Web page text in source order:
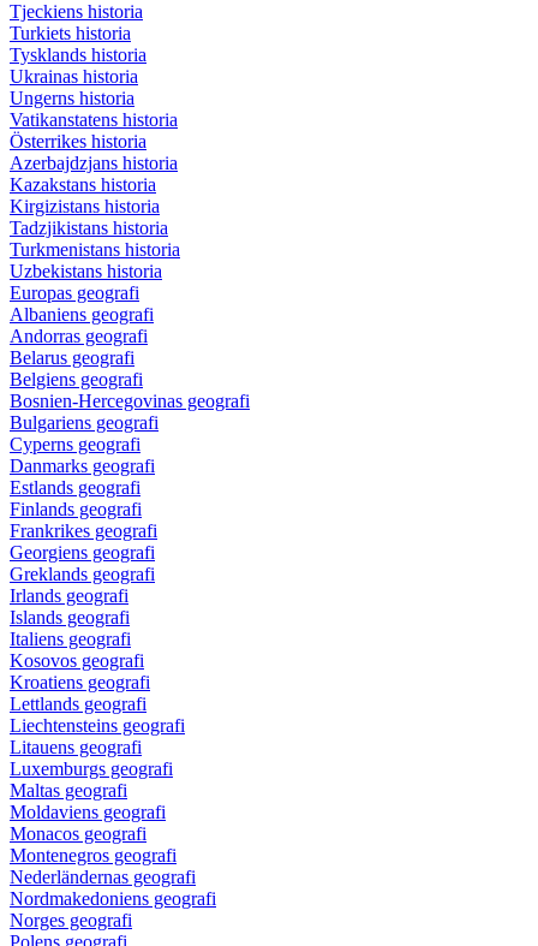
Tjeckiens historia
Turkiets historia
Tysklands historia
Ukrainas historia
Ungerns historia
Vatikanstatens historia
Österrikes historia
Azerbajdzjans historia
Kazakstans historia
Kirgizistans historia
Tadzjikistans historia
Turkmenistans historia
Uzbekistans historia
Europas geografi
Albaniens geografi
Andorras geografi
Belarus geografi
Belgiens geografi
Bosnien-Hercegovinas geografi
Bulgariens geografi
Cyperns geografi
Danmarks geografi
Estlands geografi
Finlands geografi
Frankrikes geografi
Georgiens geografi
Greklands geografi
Irlands geografi
Islands geografi
Italiens geografi
Kosovos geografi
Kroatiens geografi
Lettlands geografi
Liechtensteins geografi
Litauens geografi
Luxemburgs geografi
Maltas geografi
Moldaviens geografi
Monacos geografi
Montenegros geografi
Nederländernas geografi
Nordmakedoniens geografi
Norges geografi
Polens geografi